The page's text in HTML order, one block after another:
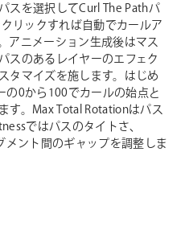
スを選択してCurl The Pathパ
リックすれば自動でカールア
アニメーション生成後はマス
スのあるレイヤーのエフェク
タマイズを施します。はじめ
の0から100でカールの始点と
す。Max Total Rotationはパス
ではパスのタイトさ、
ント間のギャップを調整しま